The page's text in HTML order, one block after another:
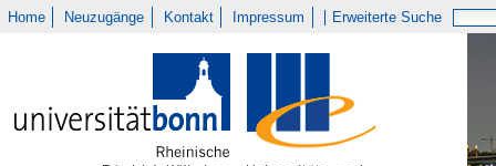
Home Neuzugänge Kontakt Impressum Erweiterte Suche